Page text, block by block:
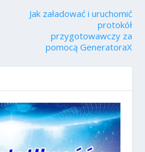
Jak załadować i uruchomić
protokół
przygotowawczy za
pomocą GeneratoraX